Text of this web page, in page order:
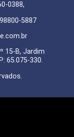
0388,
5887
15-B, Jardim
65.075-330.